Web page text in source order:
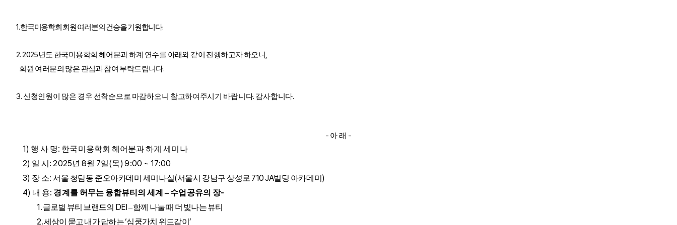
1.한국미용학회 회원 여러분의 건승을 기원합니다.
2. 2025년도 한국미용학회 헤어분과 하계 연수를 아래와 같이 진행하고자 하오니 ,
회원 여러분의 많은 관심과 참여 부탁드립니다.
3. 신청인원이 많은 경우 선착순으로 마감하오니 참고하여주시기 바랍니다. 감사합니다.
- 아 래 -
1) 행 사 명: 한국미용학회 헤어분과 하계 세미나
2) 일 시 : 2025년 8월 7일(목) 9:00 ~ 17:00
3) 장 소:서울 청담동 준오아카데미 세미나실(서울시 강남구 상성로 710 JA빌딩 아카데미 )
4) 내 용: 경계를 허무는 융합뷰티의 세계–수업공유의 장-
1.글로벌 뷰티 브랜드의 DEI–함께 나눌 때 더 빛나는 뷰티
2.세상이 묻고 내가 답하는‘심쿵가치 위드같이 ’